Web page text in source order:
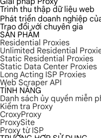
Trình thu thập dữ liệu web
Phát triển doanh nghiệp
Trao đổi với chuyên gia
SẢN PHẨM
Residential Proxies
Unlimited Residential
Static Residential Proxies
Static Data Center Proxies
Long Acting ISP Proxies
Web Scraper API
TÍNH NĂNG
Danh sách ủy quyền miễn
Kiểm tra Proxy
CroxyProxy
ProxySite
Proxy từ ISP